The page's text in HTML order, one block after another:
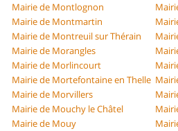
Mairie de Montlognon
Mairie de Montmartin
Mairie de Montreuil sur Thérain
Mairie de Morangles
Mairie de Morlincourt
Mairie de Mortefontaine en Thelle
Mairie de Morvillers
Mairie de Mouchy le Châtel
Mairie de Mouy